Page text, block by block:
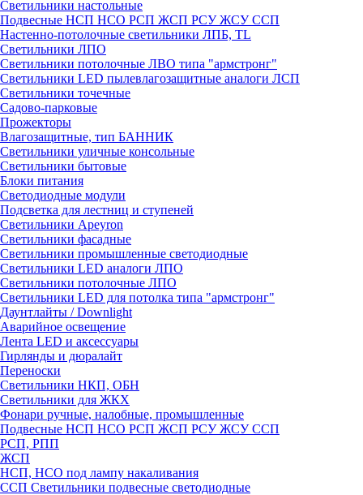
Светильники настольные
Подвесные НСП НСО РСП ЖСП РСУ ЖСУ ССП
Настенно-потолочные светильники ЛПБ, TL
Светильники ЛПО
Светильники потолочные ЛВО типа "армстронг"
Светильники LED пылевлагозащитные аналоги ЛСП
Светильники точечные
Садово-парковые
Прожекторы
Влагозащитные, тип БАННИК
Светильники уличные консольные
Светильники бытовые
Блоки питания
Светодиодные модули
Подсветка для лестниц и ступеней
Светильники Apeyron
Светильники фасадные
Светильники промышленные светодиодные
Светильники LED аналоги ЛПО
Светильники потолочные ЛПО
Светильники LED для потолка типа "армстронг"
Даунтлайты / Downlight
Аварийное освещение
Лента LED и аксессуары
Гирлянды и дюралайт
Переноски
Светильники НКП, ОБН
Светильники для ЖКХ
Фонари ручные, налобные, промышленные
Подвесные НСП НСО РСП ЖСП РСУ ЖСУ ССП
РСП, РПП
ЖСП
НСП, НСО под лампу накаливания
ССП Светильники подвесные светодиодные